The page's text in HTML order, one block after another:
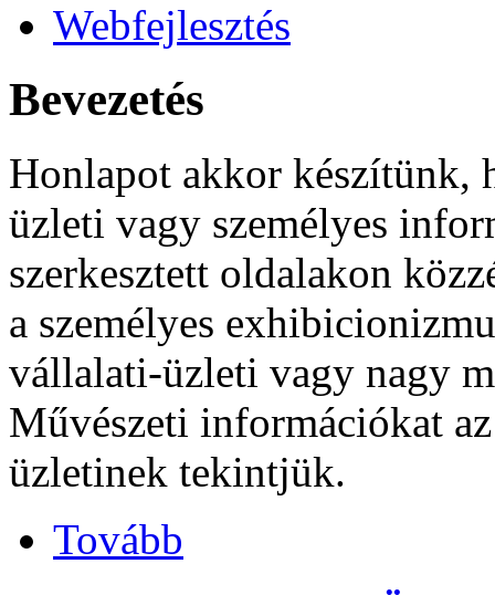
Webfejlesztés
Bevezetés
Honlapot akkor készítünk,
üzleti vagy személyes
szerkesztett oldalakon
a személyes
vállalati-üzleti vagy nagy
Művészeti információkat
üzletinek tekintjük.
Tovább